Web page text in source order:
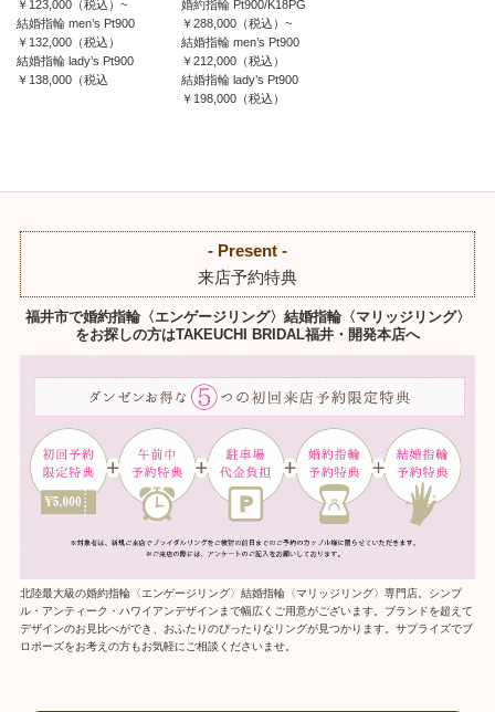
￥123,000（税込）~
結婚指輪 men’s Pt900
￥132,000（税込）
結婚指輪 lady’s Pt900
￥138,000（税込
婚約指輪 Pt900/K18PG
￥288,000（税込）~
結婚指輪 men’s Pt900
￥212,000（税込）
結婚指輪 lady’s Pt900
￥198,000（税込）
- Present -
来店予約特典
福井市で婚約指輪〈エンゲージリング〉結婚指輪〈マリッジリング〉
をお探しの方はTAKEUCHI BRIDAL福井・開発本店へ
北陸最大級の婚約指輪〈エンゲージリング〉結婚指輪〈マリッジリング〉専門店。シンプ
ル・アンティーク・ハワイアンデザインまで幅広くご用意がございます。ブランドを超えて
デザインのお見比べができ、おふたりのぴったりなリングが見つかります。サプライズでプ
ロポーズをお考えの方もお気軽にご相談くださいませ。